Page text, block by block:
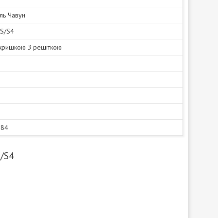
Чавун
S4
З решіткою
S4